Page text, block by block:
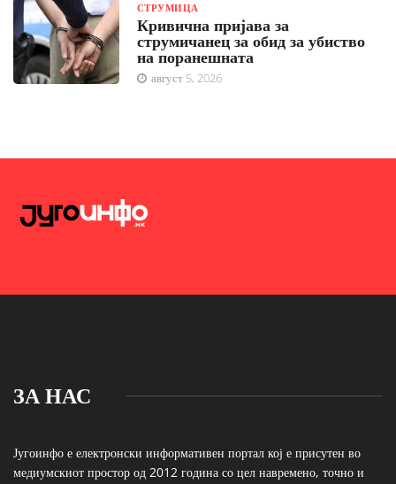
СТРУМИЦА
Кривична пријава за
струмичанец за обид за убиство
на поранешната
август 5, 2026
ЗА НАС
Југоинфо е електронски информативен портал кој е присутен во
медиумскиот простор од 2012 година со цел навремено, точно и